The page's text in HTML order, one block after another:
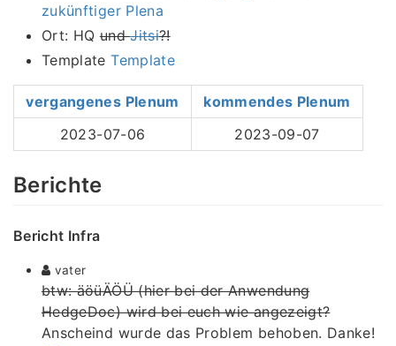
zukünftiger Plena
Ort: HQundJitsi?!
TemplateTemplate
vergangenes Plenum
kommendes Plenum
2023-07-06
2023-09-07
Berichte
Bericht Infra
vater
btw: äöüÄÖÜ (hier bei der Anwendung
HedgeDoc) wird bei euch wie angezeigt?
Anscheind wurde das Problem behoben. Danke!